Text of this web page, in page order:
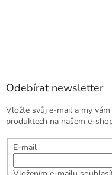
Odebírat newsletter
Vložte svůj e-mail a my
produktech na našem e-
E-mail